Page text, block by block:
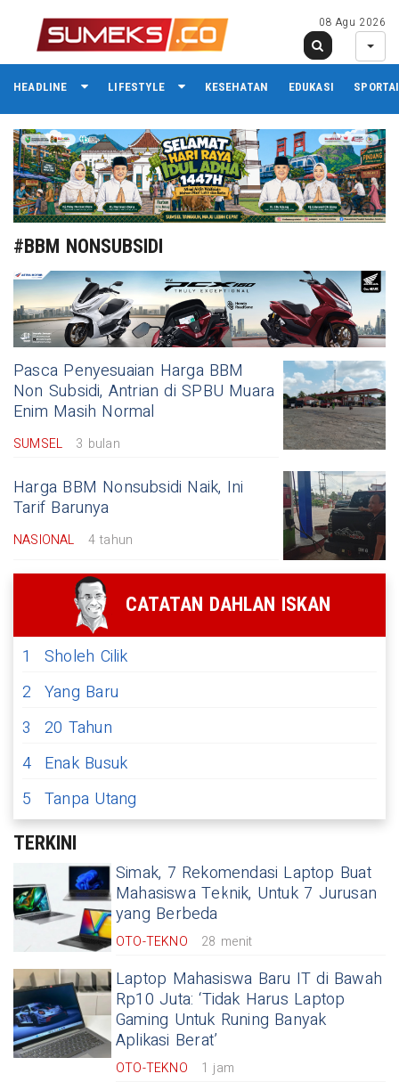
08 Agu 2026
HEADLINE LIFESTYLE KESEHATAN EDUKASI
#BBM NONSUBSIDI
Pasca Penyesuaian Harga BBM
Non Subsidi, Antrian di SPBU Muara
Enim Masih Normal
SUMSEL 3 bulan
Harga BBM Nonsubsidi Naik, Ini
Tarif Barunya
NASIONAL 4 tahun
CATATAN DAHLAN ISKAN
1
Sholeh Cilik
2 Yang Baru
3
20 Tahun
4 Enak Busuk
5 Tanpa Utang
TERKINI
Simak, 7 Rekomendasi Laptop Buat
Mahasiswa Teknik, Untuk 7 Jurusan
yang Berbeda
OTO-TEKNO 28 menit
Laptop Mahasiswa Baru IT di Bawah
Rp10 Juta: ‘Tidak Harus Laptop
Gaming Untuk Runing Banyak
Aplikasi Berat’
OTO-TEKNO 1 jam